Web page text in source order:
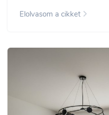
Elolvasom a cikket